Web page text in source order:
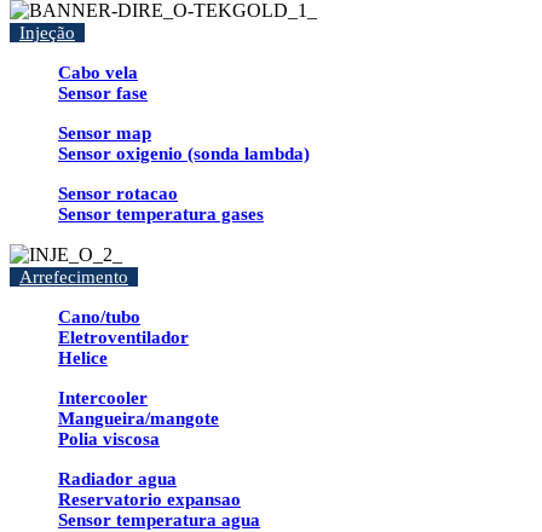
Injeção
Cabo vela
Sensor fase
Sensor map
Sensor oxigenio (sonda lambda)
Sensor rotacao
Sensor temperatura gases
Arrefecimento
Cano/tubo
Eletroventilador
Helice
Intercooler
Mangueira/mangote
Polia viscosa
Radiador agua
Reservatorio expansao
Sensor temperatura agua